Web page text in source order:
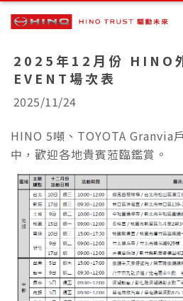
2025年12月份 HINO
EVENT場次表
2025/11/24
HINO 5噸、TOYOTA Granvia
中，歡迎各地貴賓蒞臨鑑賞。